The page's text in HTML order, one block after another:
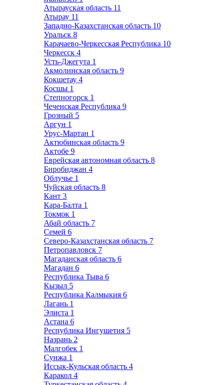
Атырауская область 11
Атырау 11
Западно-Казахстанская область 10
Уральск 8
Карачаево-Черкесская Республика 10
Черкесск 4
Усть-Джегута 1
Акмолинская область 9
Кокшетау 4
Косшы 1
Степногорск 1
Чеченская Республика 9
Грозный 5
Аргун 1
Урус-Мартан 1
Актюбинская область 9
Актобе 9
Еврейская автономная область 8
Биробиджан 4
Облучье 1
Чуйская область 8
Кант 3
Кара-Балта 1
Токмок 1
Абай область 7
Семей 6
Северо-Казахстанская область 7
Петропавловск 7
Магаданская область 6
Магадан 6
Республика Тыва 6
Кызыл 5
Республика Калмыкия 6
Лагань 1
Элиста 1
Астана 6
Республика Ингушетия 5
Назрань 2
Малгобек 1
Сунжа 1
Иссык-Кульская область 4
Каракол 4